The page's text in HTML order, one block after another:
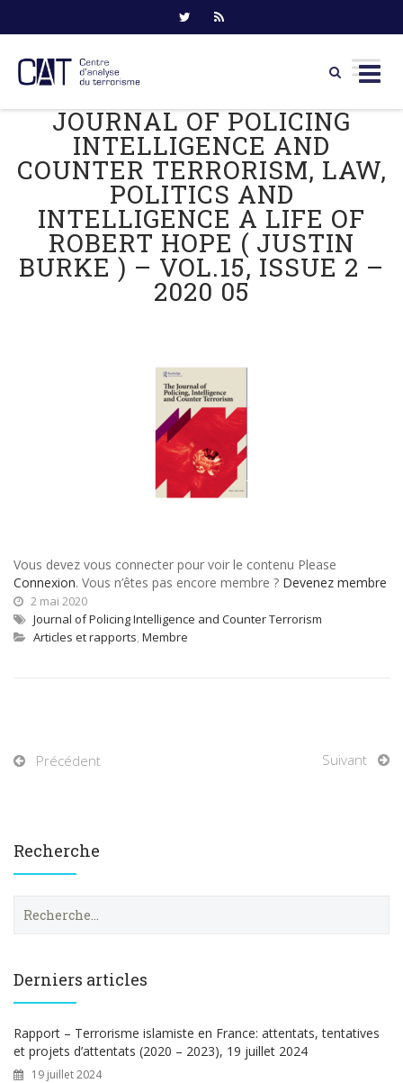
JOURNAL OF POLICING
INTELLIGENCE AND
COUNTER TERRORISM, LAW,
POLITICS AND
INTELLIGENCE A LIFE OF
ROBERT HOPE ( JUSTIN
BURKE ) – VOL.15, ISSUE 2 –
2020 05
Vous devez vous connecter pour voir le contenu Please
Connexion. Vous n’êtes pas encore membre ? Devenez membre
2 mai 2020
Journal of Policing Intelligence and Counter Terrorism
Articles et rapports, Membre
Précédent Suivant
Recherche
e
h
e
r
Derniers articles
Rapport – Terrorisme islamiste en France: attentats, tentatives
et projets d’attentats (2020 – 2023), 19 juillet 2024
19 juillet 2024